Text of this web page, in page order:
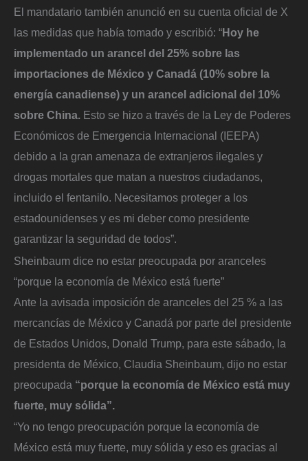
El mandatario también anunció en su cuenta oficial de X
las medidas que había tomado y escribió: “Hoy he
implementado un arancel del 25% sobre las
importaciones de México y Canadá (10% sobre la
energía canadiense) y un arancel adicional del 10%
sobre China. Esto se hizo a través de la Ley de Poderes
Económicos de Emergencia Internacional (IEEPA)
debido a la gran amenaza de extranjeros ilegales y
drogas mortales que matan a nuestros ciudadanos,
incluido el fentanilo. Necesitamos proteger a los
estadounidenses y es mi deber como presidente
garantizar la seguridad de todos”.
Sheinbaum dice no estar preocupada por aranceles
“porque la economía de México está fuerte”
Ante la avisada imposición de aranceles del 25 % a las
mercancías de México y Canadá por parte del presidente
de Estados Unidos, Donald Trump, para este sábado, la
presidenta de México, Claudia Sheinbaum, dijo no estar
preocupada “porque la economía de México está muy
fuerte, muy sólida”.
“Yo no tengo preocupación porque la economía de
México está muy fuerte, muy sólida y eso es gracias al